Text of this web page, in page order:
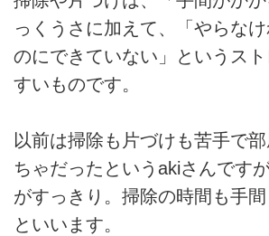
っくうさに加えて、「やらな
のにできていない」というス
すいものです。
以前は掃除も片づけも苦手で
ちゃだったというakiさんです
がすっきり。掃除の時間も手
といいます。